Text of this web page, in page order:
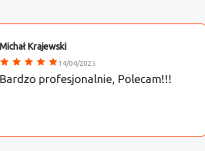
Michał Krajewski
14/04/2025
Bardzo profesjonalnie, Polecam!!!